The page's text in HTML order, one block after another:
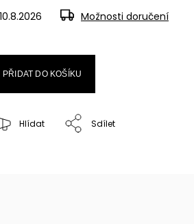
10.8.2026 Možnosti doručení
PŘIDAT DO KOŠÍKU
Hlídat Sdílet